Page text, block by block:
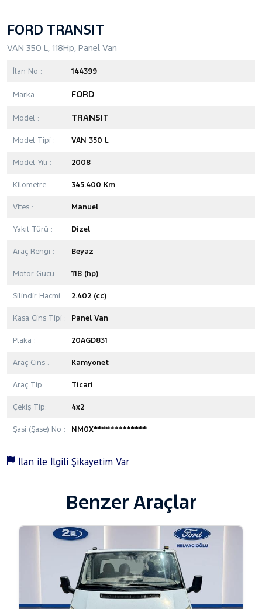
FORD TRANSIT
VAN 350 L, 118Hp, Panel Van
İlan No : 144399
Marka : FORD
Model : TRANSIT
Model Tipi : VAN 350 L
Model Yılı : 2008
Kilometre : 345.400 Km
Vites : Manuel
Yakıt Türü : Dizel
Araç Rengi : Beyaz
Motor Gücü : 118 (hp)
Silindir Hacmi : 2.402 (cc)
Kasa Cins Tipi : Panel Van
Plaka : 20AGD831
Araç Cins : Kamyonet
Araç Tip : Ticari
Çekiş Tip: 4x2
Şasi (Şase) No : NM0X*************
İlan ile İlgili Şikayetim Var
Benzer Araçlar